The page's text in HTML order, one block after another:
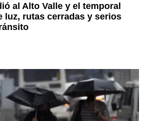
al Alto Valle y el temporal
luz, rutas cerradas y serios